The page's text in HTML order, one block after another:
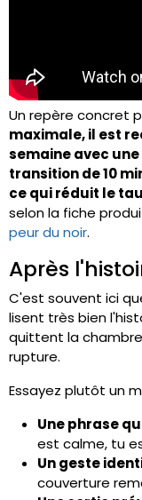
Un repère concret
maximale, il est
semaine avec
transition de 10
ce qui réduit le
selon la fiche
peur du noir.
Après
C'est souvent ici
lisent très bien
quittent la
rupture.
Essayez plutôt un
Une phrase
est calme, tu
Un geste
couverture